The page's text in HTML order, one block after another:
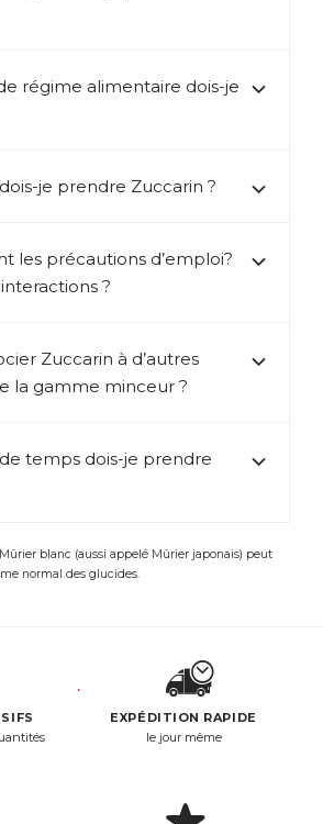
régime alimentaire dois-je
je prendre Zuccarin ?
les précautions d’emploi?
?
Zuccarin à d’autres
la gamme minceur ?
temps dois-je prendre
blanc (aussi appelé Mûrier japonais) peut
normal des glucides.
EXPÉDITION RAPIDE
le jour même